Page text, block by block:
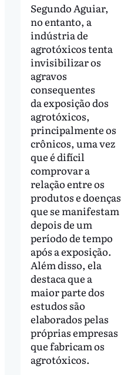
Segundo Aguiar,
no entanto, a
indústria de
agrotóxicos tenta
invisibilizar os
agravos
consequentes
da exposição dos
agrotóxicos,
principalmente os
crônicos, uma vez
que é difícil
comprovar a
relação entre os
produtos e doenças
que se manifestam
depois de um
período de tempo
após a exposição.
Além disso, ela
destaca que a
maior parte dos
estudos são
elaborados pelas
próprias empresas
que fabricam os
agrotóxicos.